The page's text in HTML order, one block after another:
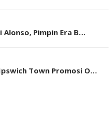
Alonso, Pimpin Era B…
Town Promosi O…